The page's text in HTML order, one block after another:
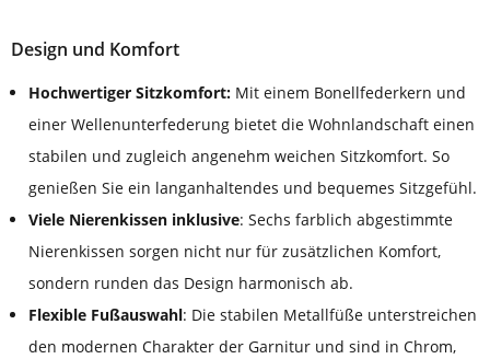
Design und Komfort
Hochwertiger Sitzkomfort: Mit einem Bonellfederkern und
einer Wellenunterfederung bietet die Wohnlandschaft einen
stabilen und zugleich angenehm weichen Sitzkomfort. So
genießen Sie ein langanhaltendes und bequemes Sitzgefühl.
Viele Nierenkissen inklusive: Sechs farblich abgestimmte
Nierenkissen sorgen nicht nur für zusätzlichen Komfort,
sondern runden das Design harmonisch ab.
Flexible Fußauswahl: Die stabilen Metallfüße unterstreichen
den modernen Charakter der Garnitur und sind in Chrom,